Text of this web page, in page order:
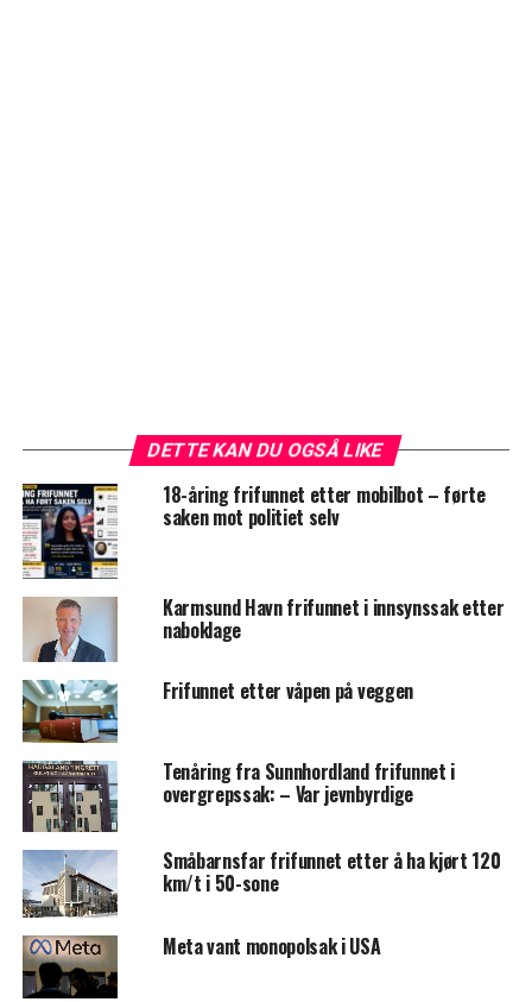
DETTE KAN DU OGSÅ LIKE
18-åring frifunnet etter mobilbot – førte
saken mot politiet selv
Karmsund Havn frifunnet i innsynssak etter
naboklage
Frifunnet etter våpen på veggen
Tenåring fra Sunnhordland frifunnet i
overgrepssak: – Var jevnbyrdige
Småbarnsfar frifunnet etter å ha kjørt 120
km/t i 50-sone
Meta vant monopolsak i USA